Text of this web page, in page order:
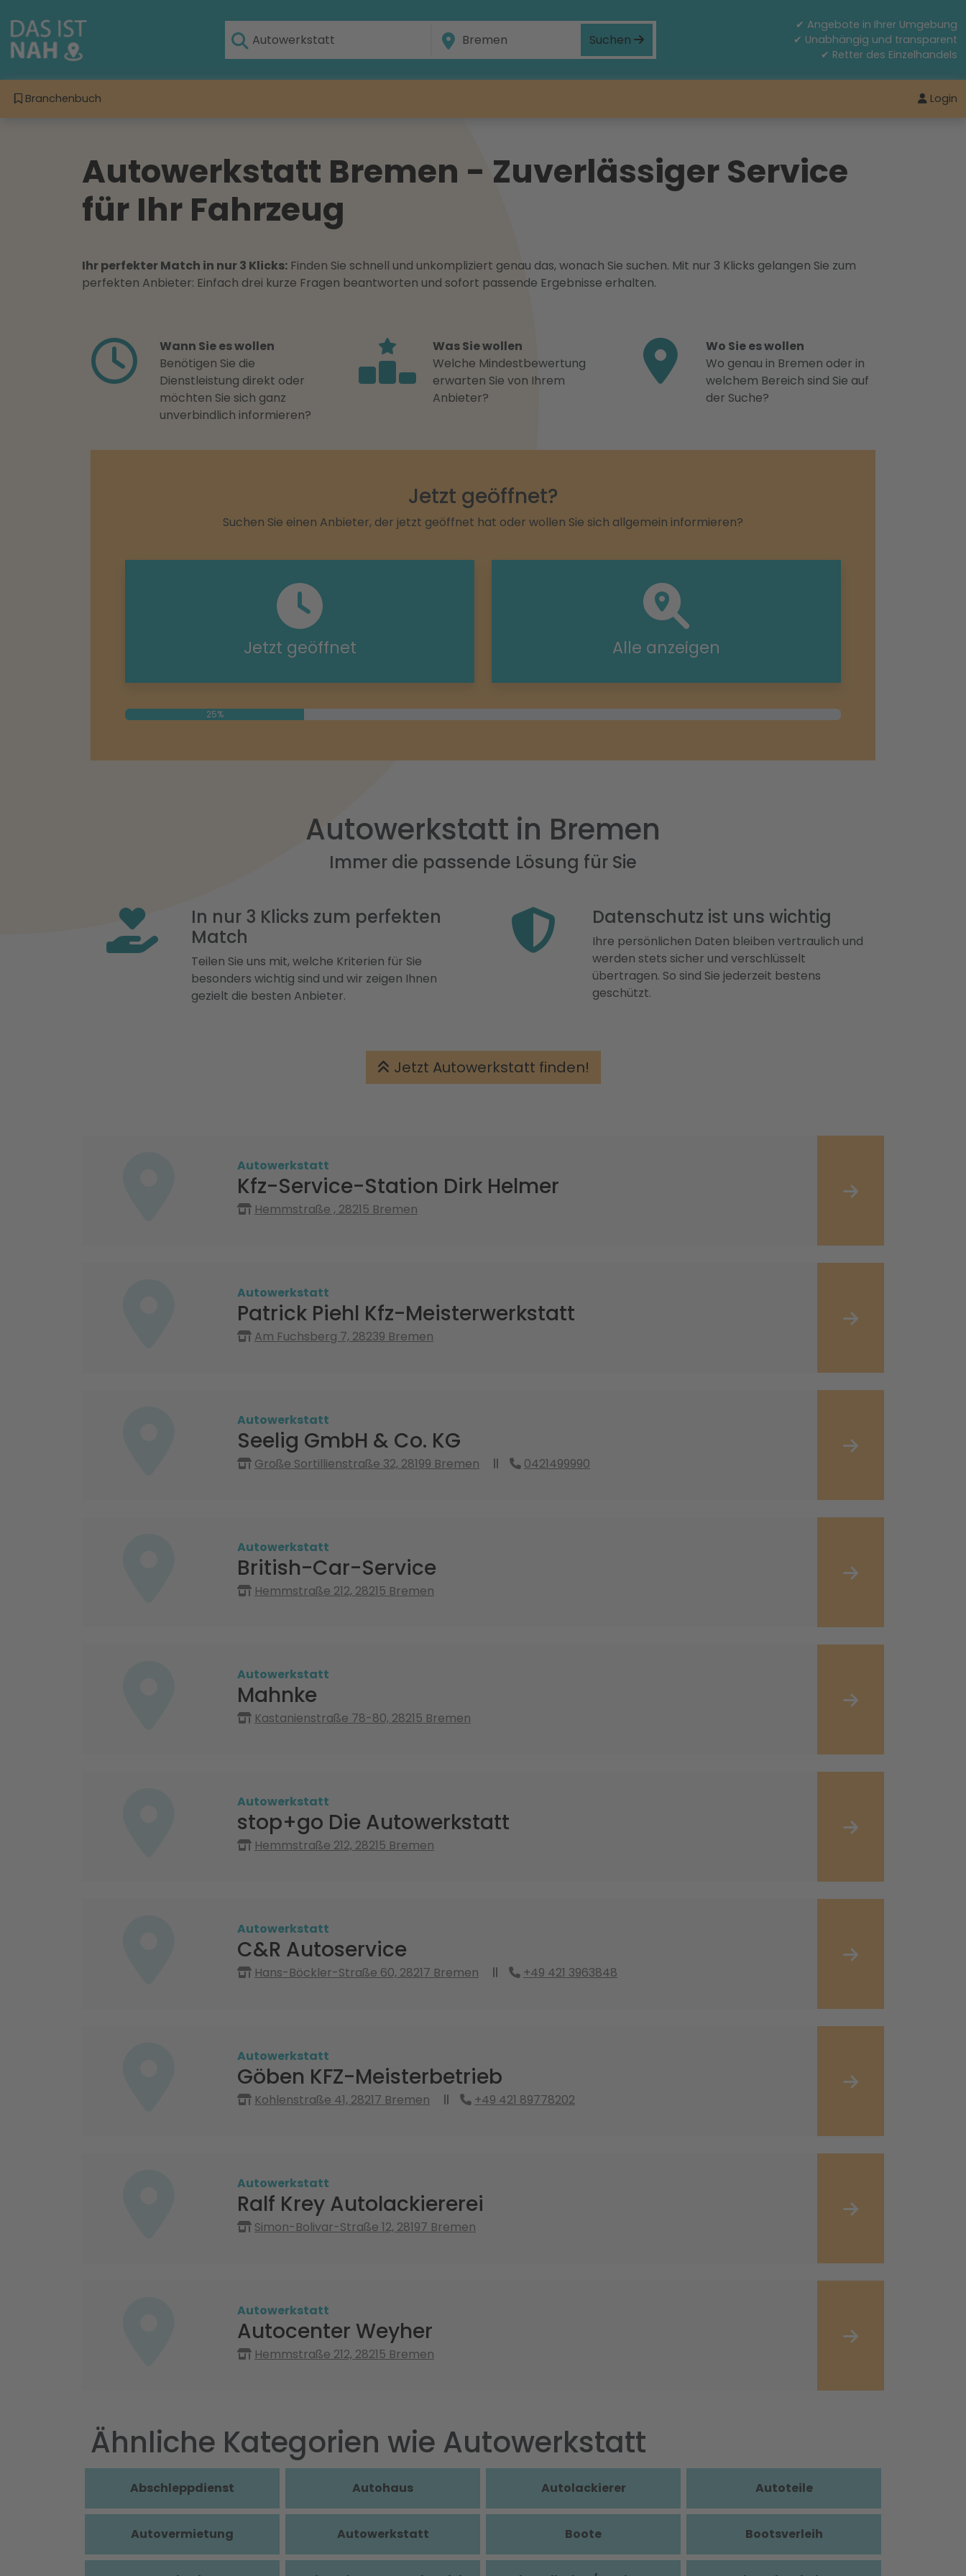
Suchen
✔ Angebote in Ihrer Umgebung
✔ Unabhängig und transparent
✔ Retter des Einzelhandels
Branchenbuch Login
Autowerkstatt Bremen - Zuverlässiger Service
für Ihr Fahrzeug
Ihr perfekter Match in nur 3 Klicks: Finden Sie schnell und unkompliziert genau das, wonach Sie suchen. Mit nur 3 Klicks gelangen Sie zum
perfekten Anbieter: Einfach drei kurze Fragen beantworten und sofort passende Ergebnisse erhalten.
Wann Sie es wollen
Benötigen Sie die
Dienstleistung direkt oder
möchten Sie sich ganz
unverbindlich informieren?
Was Sie wollen
Welche Mindestbewertung
erwarten Sie von Ihrem
Anbieter?
Wo Sie es wollen
Wo genau in Bremen oder in
welchem Bereich sind Sie auf
der Suche?
Jetzt geöffnet?
Suchen Sie einen Anbieter, der jetzt geöffnet hat oder wollen Sie sich allgemein informieren?
Jetzt geöffnet Alle anzeigen
25%
Autowerkstatt in Bremen
Immer die passende Lösung für Sie
In nur 3 Klicks zum perfekten
Match
Teilen Sie uns mit, welche Kriterien für Sie
besonders wichtig sind und wir zeigen Ihnen
gezielt die besten Anbieter.
Datenschutz ist uns wichtig
Ihre persönlichen Daten bleiben vertraulich und
werden stets sicher und verschlüsselt
übertragen. So sind Sie jederzeit bestens
geschützt.
Jetzt Autowerkstatt finden!
Autowerkstatt
Kfz-Service-Station Dirk Helmer
Hemmstraße , 28215 Bremen
Autowerkstatt
Patrick Piehl Kfz-Meisterwerkstatt
Am Fuchsberg 7, 28239 Bremen
Autowerkstatt
Seelig GmbH & Co. KG
Große Sortillienstraße 32, 28199 Bremen 0421499990
Autowerkstatt
British-Car-Service
Hemmstraße 212, 28215 Bremen
Autowerkstatt
Mahnke
Kastanienstraße 78-80, 28215 Bremen
Autowerkstatt
stop+go Die Autowerkstatt
Hemmstraße 212, 28215 Bremen
Autowerkstatt
C&R Autoservice
Hans-Böckler-Straße 60, 28217 Bremen +49 421 3963848
Autowerkstatt
Göben KFZ-Meisterbetrieb
Kohlenstraße 41, 28217 Bremen +49 421 89778202
Autowerkstatt
Ralf Krey Autolackiererei
Simon-Bolivar-Straße 12, 28197 Bremen
Autowerkstatt
Autocenter Weyher
Hemmstraße 212, 28215 Bremen
Ähnliche Kategorien wie Autowerkstatt
Abschleppdienst Autohaus Autolackierer Autoteile
Autovermietung Autowerkstatt Boote Bootsverleih